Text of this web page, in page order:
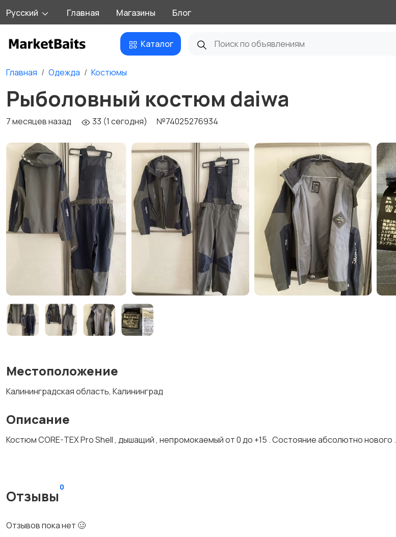
Русский Главная Магазины Блог
Каталог
Главная Одежда Костюмы
Рыболовный костюм daiwa
7 месяцев назад 33 (1 сегодня) №74025276934
Местоположение
Калининградская область, Калининград
Описание
Костюм CORE-TEX Pro Shell , дышащий , непромокаемый от 0 до +15 . Состояние абсолютно нового .
Отзывы
0
Отзывов пока нет 🥴